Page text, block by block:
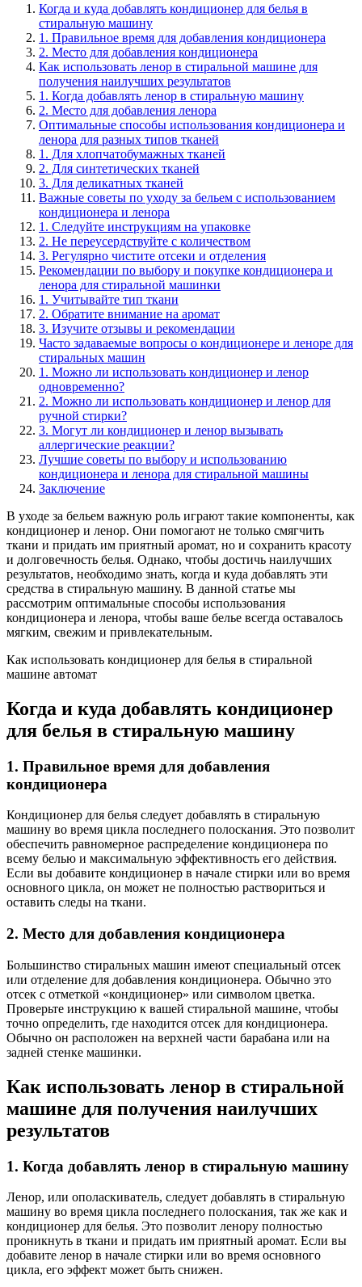
Когда и куда добавлять кондиционер для белья в
стиральную машину
1. Правильное время для добавления кондиционера
2. Место для добавления кондиционера
Как использовать ленор в стиральной машине для
получения наилучших результатов
1. Когда добавлять ленор в стиральную машину
2. Место для добавления ленора
Оптимальные способы использования кондиционера и
ленора для разных типов тканей
1. Для хлопчатобумажных тканей
2. Для синтетических тканей
3. Для деликатных тканей
Важные советы по уходу за бельем с использованием
кондиционера и ленора
1. Следуйте инструкциям на упаковке
2. Не переусердствуйте с количеством
3. Регулярно чистите отсеки и отделения
Рекомендации по выбору и покупке кондиционера и
ленора для стиральной машинки
1. Учитывайте тип ткани
2. Обратите внимание на аромат
3. Изучите отзывы и рекомендации
Часто задаваемые вопросы о кондиционере и леноре для
стиральных машин
1. Можно ли использовать кондиционер и ленор
одновременно?
2. Можно ли использовать кондиционер и ленор для
ручной стирки?
3. Могут ли кондиционер и ленор вызывать
аллергические реакции?
Лучшие советы по выбору и использованию
кондиционера и ленора для стиральной машины
Заключение
В уходе за бельем важную роль играют такие компоненты, как
кондиционер и ленор. Они помогают не только смягчить
ткани и придать им приятный аромат, но и сохранить красоту
и долговечность белья. Однако, чтобы достичь наилучших
результатов, необходимо знать, когда и куда добавлять эти
средства в стиральную машину. В данной статье мы
рассмотрим оптимальные способы использования
кондиционера и ленора, чтобы ваше белье всегда оставалось
мягким, свежим и привлекательным.
Как использовать кондиционер для белья в стиральной
машине автомат
Когда и куда добавлять кондиционер
для белья в стиральную машину
1. Правильное время для добавления
кондиционера
Кондиционер для белья следует добавлять в стиральную
машину во время цикла последнего полоскания. Это позволит
обеспечить равномерное распределение кондиционера по
всему белью и максимальную эффективность его действия.
Если вы добавите кондиционер в начале стирки или во время
основного цикла, он может не полностью раствориться и
оставить следы на ткани.
2. Место для добавления кондиционера
Большинство стиральных машин имеют специальный отсек
или отделение для добавления кондиционера. Обычно это
отсек с отметкой «кондиционер» или символом цветка.
Проверьте инструкцию к вашей стиральной машине, чтобы
точно определить, где находится отсек для кондиционера.
Обычно он расположен на верхней части барабана или на
задней стенке машинки.
Как использовать ленор в стиральной
машине для получения наилучших
результатов
1. Когда добавлять ленор в стиральную машину
Ленор, или ополаскиватель, следует добавлять в стиральную
машину во время цикла последнего полоскания, так же как и
кондиционер для белья. Это позволит ленору полностью
проникнуть в ткани и придать им приятный аромат. Если вы
добавите ленор в начале стирки или во время основного
цикла, его эффект может быть снижен.